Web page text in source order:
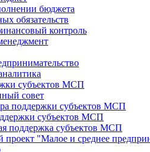
бюджета
обязательств
контроль
субъектов МСП
совет
поддержки субъектов МСП
субъектов МСП
поддержка субъектов МСП
"Малое и среднее